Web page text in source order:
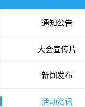
通知公告
大会宣传片
新闻发布
活动资讯